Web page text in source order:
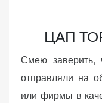
ЦАП
Смею
отправляли на
или фирмы в
Обеспечивают
нормальную
работу сайта. Если